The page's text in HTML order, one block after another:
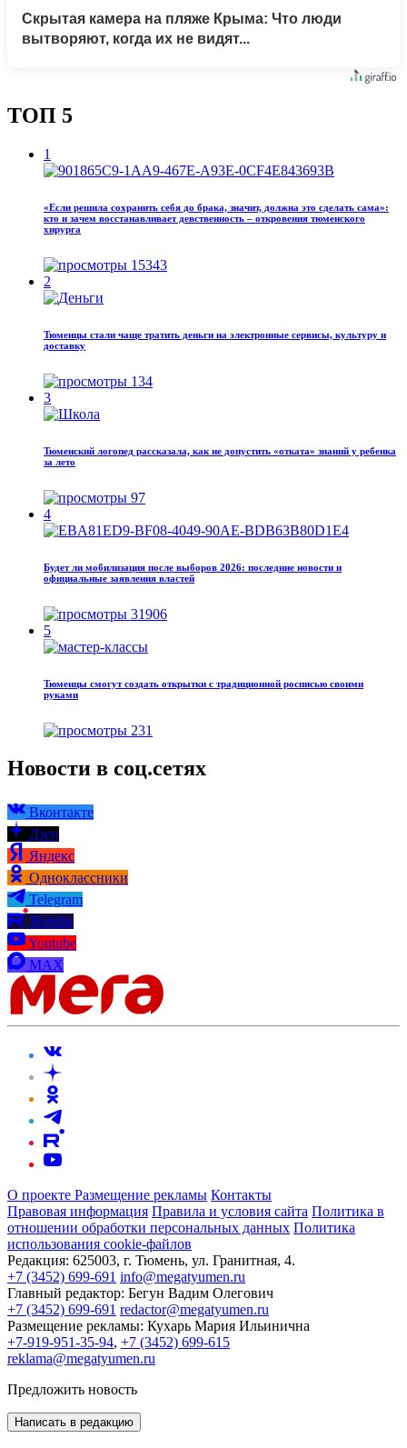
Скрытая камера на пляже Крыма: Что люди
вытворяют, когда их не видят...
ТОП 5
1
«Если решила сохранить себя до брака, значит, должна это сделать сама»:
кто и зачем восстанавливает девственность – откровения тюменского
хирурга
15343
2
Тюменцы стали чаще тратить деньги на электронные сервисы, культуру и
доставку
134
3
Тюменский логопед рассказала, как не допустить «отката» знаний у ребенка
за лето
97
4
Будет ли мобилизация после выборов 2026: последние новости и
официальные заявления властей
31906
5
Тюменцы смогут создать открытки с традиционной росписью своими
руками
231
Новости в соц.сетях
Вконтакте
Дзен
Яндекс
Одноклассники
Telegram
Rutube
Youtube
MAX
О проекте Размещение рекламы Контакты
Правовая информация Правила и условия сайта Политика в
отношении обработки персональных данных Политика
использования cookie-файлов
Редакция: 625003, г. Тюмень, ул. Гранитная, 4.
+7 (3452) 699-691 info@megatyumen.ru
Главный редактор: Бегун Вадим Олегович
+7 (3452) 699-691 redactor@megatyumen.ru
Размещение рекламы: Кухарь Мария Ильинична
+7-919-951-35-94, +7 (3452) 699-615
reklama@megatyumen.ru
Предложить новость
Написать в редакцию